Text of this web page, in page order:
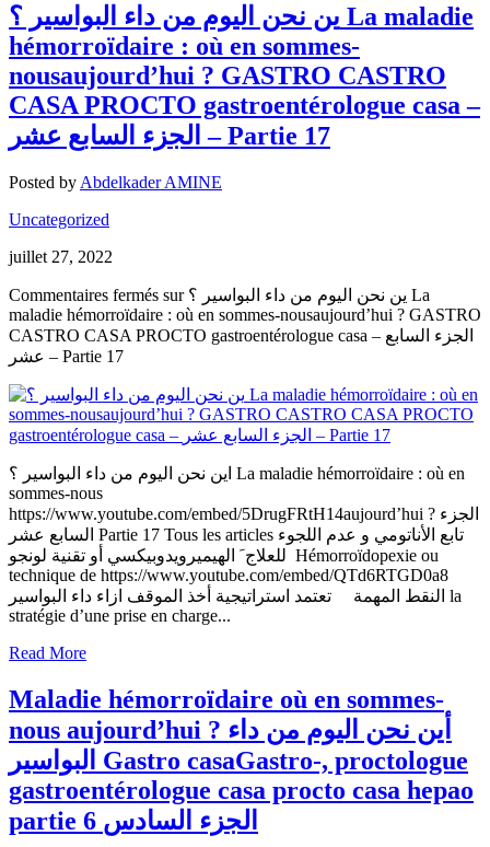
ين نحن اليوم من داء البواسير ؟ La maladie
hémorroïdaire : où en sommes-
nousaujourd’hui ? GASTRO CASTRO
CASA PROCTO gastroentérologue casa –
الجزء السابع عشر – Partie 17
Posted by Abdelkader AMINE
Uncategorized
juillet 27, 2022
Commentaires fermés sur ين نحن اليوم من داء البواسير ؟ La
maladie hémorroïdaire : où en sommes-nousaujourd’hui ? GASTRO
CASTRO CASA PROCTO gastroentérologue casa – الجزء السابع
عشر – Partie 17
اين نحن اليوم من داء البواسير ؟ La maladie hémorroïdaire : où en
sommes-nous
https://www.youtube.com/embed/5DrugFRtH14aujourd’hui ? الجزء
السابع عشر Partie 17 Tous les articles تابع الأناتومي و عدم اللجوء
للعلاج َ الهيميرويدوبيكسي أو تقنية لونجو Hémorroïdopexie ou
technique de https://www.youtube.com/embed/QTd6RTGD0a8
النقط المهمة تعتمد استراتيجية أخذ الموقف ازاء داء البواسير la
stratégie d’une prise en charge...
Read More
Maladie hémorroïdaire où en sommes-
nous aujourd’hui ? أين نحن اليوم من داء
البواسير Gastro casaGastro-, proctologue
gastroentérologue casa procto casa hepao
partie 6 الجزء السادس